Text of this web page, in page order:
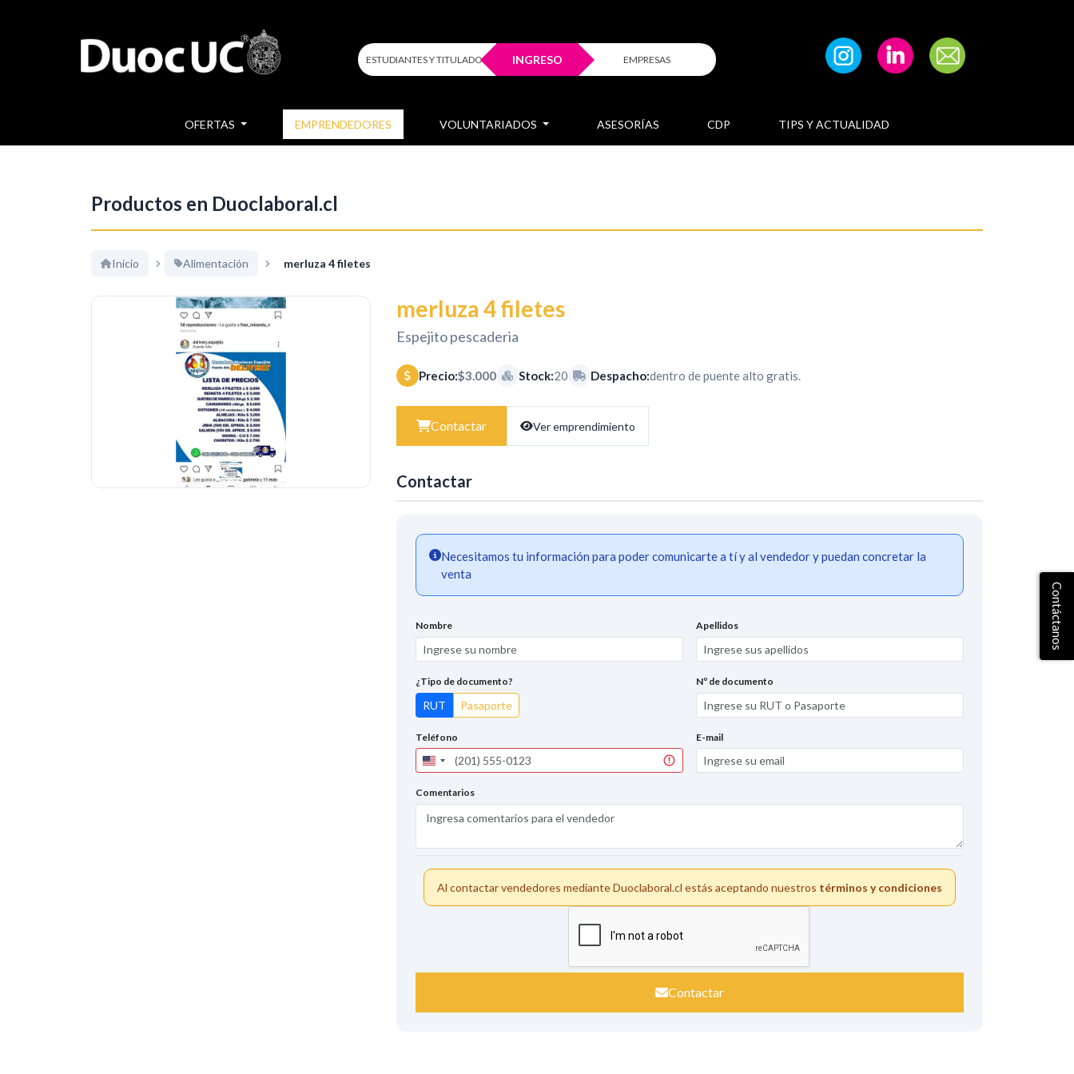
ESTUDIANTES Y TITULADOS INGRESO EMPRESAS
OFERTAS EMPRENDEDORES VOLUNTARIADOS ASESORÍAS CDP TIPS Y ACTUALIDAD
Productos en Duoclaboral.cl
Inicio Alimentación merluza 4 filetes
merluza 4 filetes
Espejito pescaderia
Precio:$3.000 Stock:20 Despacho:dentro de puente alto gratis.
Contactar Ver emprendimiento
Contactar
Necesitamos tu información para poder comunicarte a tí y al vendedor y puedan concretar la
venta
Nombre Apellidos
¿Tipo de documento?
RUT Pasaporte
Nº de documento
Teléfono
United
+1
E-mail
Comentarios
Al contactar vendedores mediante Duoclaboral.cl estás aceptando nuestros términos y condiciones
Contactar
Contáctanos